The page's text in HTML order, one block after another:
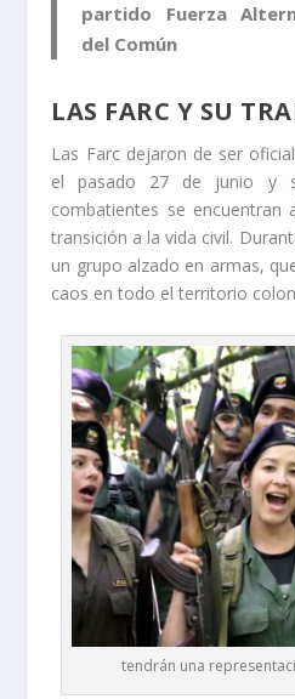
partido Fuerza
del Común
LAS FARC Y SU
Las Farc dejaron de ser
el pasado 27 de junio y
combatientes se
transición a la vida civil.
un grupo alzado en armas,
caos en todo el territorio
tendrán una